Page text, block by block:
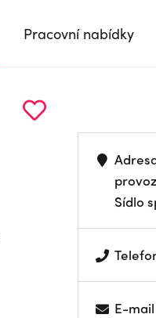
Pracovní nabídky
Sídlo
E-mail